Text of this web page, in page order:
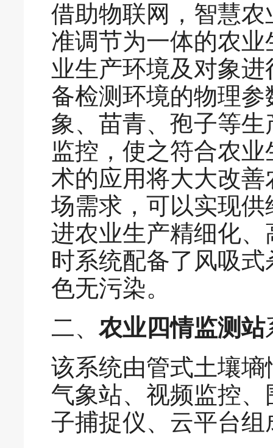
借助物联网，智慧
准调节为一体的农
业生产环境及对象
备检测环境的物理
象、苗青、孢子等
监控，使之符合农
术的应用将大大改
场需求，可以实现
进农业生产精细化
时系统配备了风吸
色无污染。
二、农业四情监测站
该系统由管式土壤
气象站、视频监控
子捕捉仪、云平台组